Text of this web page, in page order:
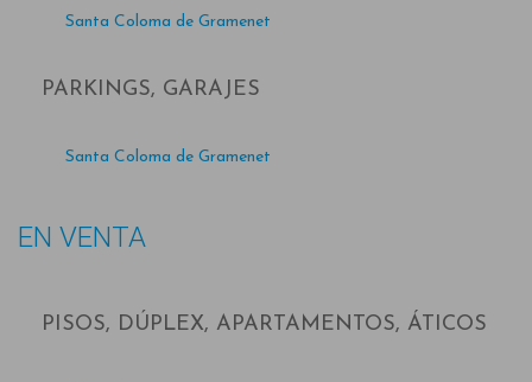
Santa Coloma de Gramenet
PARKINGS, GARAJES
Santa Coloma de Gramenet
EN VENTA
PISOS, DÚPLEX, APARTAMENTOS, ÁTICOS